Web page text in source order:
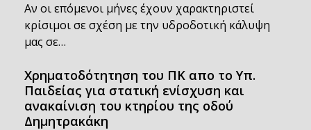
Αν οι επόμενοι μήνες έχουν χαρακτηριστεί
κρίσιμοι σε σχέση με την υδροδοτική κάλυψη
μας σε…
Χρηματοδότητηση του ΠΚ απο το Υπ.
Παιδείας για στατική ενίσχυση και
ανακαίνιση του κτηρίου της οδού
Δημητρακάκη